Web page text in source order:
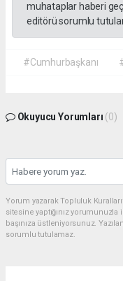
muhataplar haberi
editörü sorumlu
#Cumhurbaşkanı
Okuyucu Yorumları (0)
Yorum yazarak Topluluk
sitesine yaptığınız
başınıza üstleniyorsunuz.
sorumlu tutulamaz.